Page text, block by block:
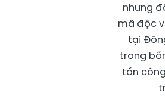
nhưng
mã độc
tại
trong
tấn